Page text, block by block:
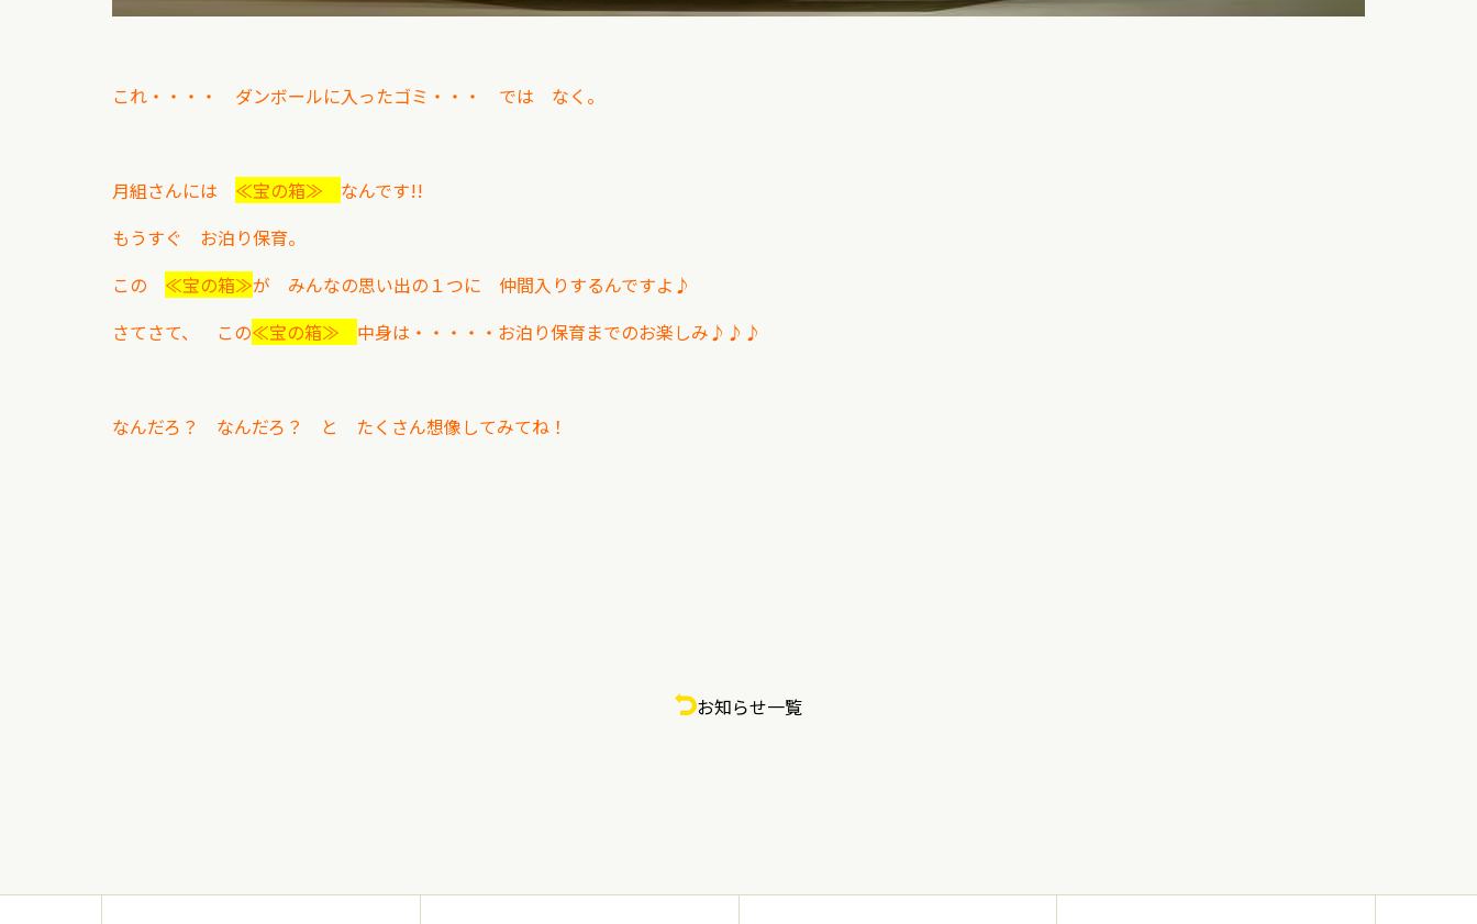
これ・・・・ ダンボールに入ったゴミ・・・ では なく。
月組さんには ≪宝の箱≫ なんです!!
もうすぐ お泊り保育。
この ≪宝の箱≫が みんなの思い出の１つに 仲間入りするんですよ♪
さてさて、 この≪宝の箱≫ 中身は・・・・・お泊り保育までのお楽しみ♪♪♪
なんだろ？ なんだろ？ と たくさん想像してみてね！
お知らせ一覧